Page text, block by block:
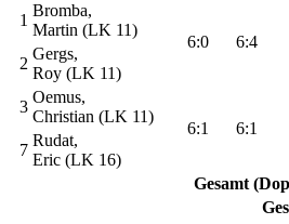
1
Bromba,
Martin (LK 11)
6:0
6:4
2
Gergs,
Roy (LK 11)
3
Oemus,
Christian (LK 11)
6:1
6:1
7
Rudat,
Eric (LK 16)
Gesamt